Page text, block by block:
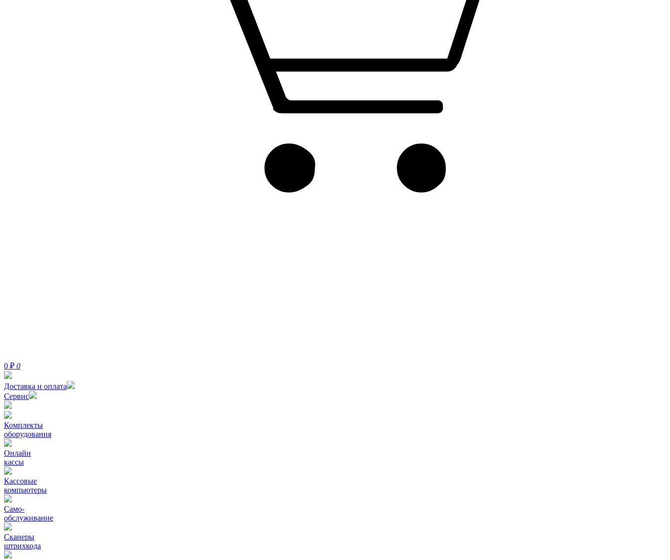
0 ₽ 0
Доставка и оплата
Сервис
Комплекты
оборудования
Онлайн
кассы
Кассовые
компьютеры
Само-
обслуживание
Сканеры
штрихкода